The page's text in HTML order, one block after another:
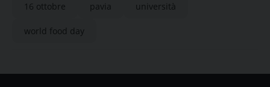
16 ottobre pavia università
world food day